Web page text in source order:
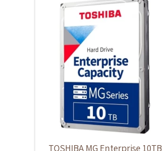
TOSHIBA MG Enterprise 10TB